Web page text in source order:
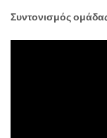
Συντονισμός